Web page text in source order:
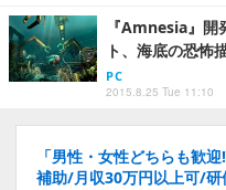
『Amnesia』
ト、海底の恐怖
PC
2015.8.25 Tue 11:10
「男性・女性どちらも歓
補助/月収30万円以上可/